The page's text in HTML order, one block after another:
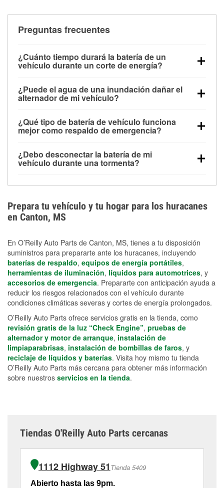
Preguntas frecuentes
¿Cuánto tiempo durará la batería de un
vehículo durante un corte de energía?
alimentar pequeños accesorios durante un tiempo
limitado, pero el uso repetido sin conducir el vehículo
contar con un equipo de carga de respaldo para
cortes prolongados.
¿Puede el agua de una inundación dañar el
alternador de mi vehículo?
parte baja del compartimento del motor y pueden
dañarse si se sumergen, lo que puede provocar una
días después de la exposición.
¿Qué tipo de batería de vehículo funciona
mejor como respaldo de emergencia?
para aplicaciones de ciclo profundo porque son
selladas, resistentes a las vibraciones y más
¿Debo desconectar la batería de mi
vehículo durante una tormenta?
los daños por inundación. Evitar el agua estancada y
preparar opciones de carga de respaldo son
medidas de protección más efectivas.
Prepara tu vehículo y tu hogar para los huracanes
en Canton, MS
En O’Reilly Auto Parts de Canton, MS, tienes a tu disposición
suministros para prepararte ante los huracanes, incluyendo
baterías de respaldo, equipos de energía portátiles,
herramientas de iluminación, líquidos para automotrices, y
accesorios de emergencia. Prepararte con anticipación ayuda a
reducir los riesgos relacionados con el vehículo durante
condiciones climáticas severas y cortes de energía prolongados.
O’Reilly Auto Parts ofrece servicios gratis en la tienda, como
revisión gratis de la luz “Check Engine”, pruebas de
alternador y motor de arranque, instalación de
limpiaparabrisas, instalación de bombillas de faros, y
reciclaje de líquidos y baterías. Visita hoy mismo tu tienda
O’Reilly Auto Parts más cercana para obtener más información
sobre nuestros servicios en la tienda.
Tiendas O'Reilly Auto Parts cercanas
1112 Highway 51 Tienda 5409
Abierto hasta las 9pm.